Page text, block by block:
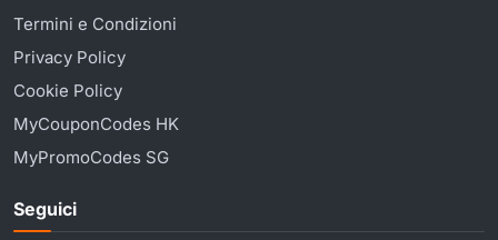
Termini e Condizioni
Privacy Policy
Cookie Policy
MyCouponCodes HK
MyPromoCodes SG
Seguici